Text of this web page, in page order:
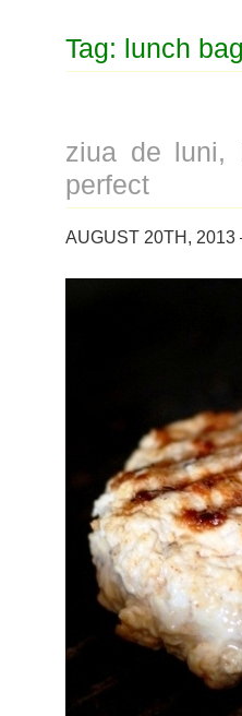
Tag: lunch bag
ziua de luni,
perfect
AUGUST 20TH,